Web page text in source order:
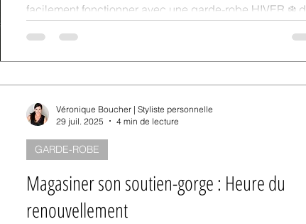
facilement fonctionner avec une garde-robe HIVER ❄️ de
Magasiner son soutien-gorge : Heure du
renouvellement
GARDE-ROBE
Véronique Boucher | Styliste personnelle
29 juil. 2025
4 min de lecture